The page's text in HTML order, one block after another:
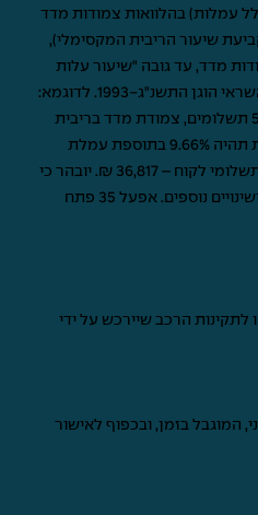
עמלות) בהלוואות צמודות מדד
(קביעת שיעור הריבית המקסימלי),
צמודות מדד, עד גובה "שיעור עלות
האשראי המרבי" בהתאם לחוק אשראי הוגן התשנ"ג-1993. לדוגמא:
בהלוואה על סך 30,000 ₪, ב- 55 תשלומים, צמודת מדד בריבית
בשיעור של 8.5%, העלות הכוללת תהיה 9.66% בתוספת עמלת
פתיחת תיק בסך 490 ₪. *סה"כ תשלומי לקוח – 36,817 ₪. יובהר כי
ההערכה כפופה לשינויים במדד ושינויים נוספים. אפעל 35 פתח
לתקינות הרכב שיירכש על ידי
המוגבל בזמן, ובכפוף לאישור